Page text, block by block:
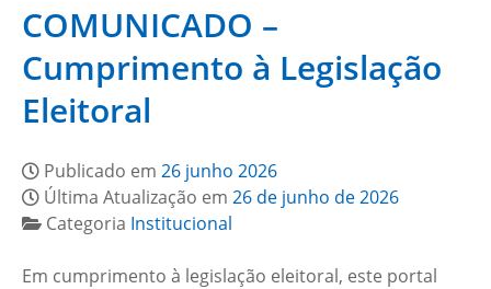
COMUNICADO –
Cumprimento à Legislação
Eleitoral
Publicado em 26 junho 2026
Última Atualização em 26 de junho de 2026
Categoria Institucional
Em cumprimento à legislação eleitoral, este portal